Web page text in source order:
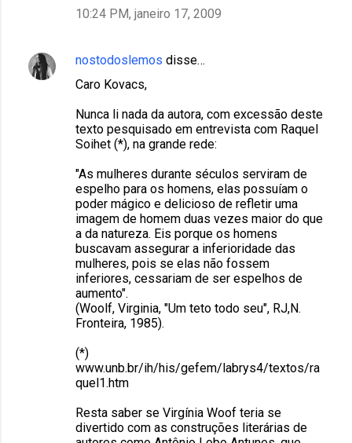
10:24 PM, janeiro 17, 2009
nostodoslemos disse…
Caro Kovacs,
Nunca li nada da autora, com excessão deste
texto pesquisado em entrevista com Raquel
Soihet (*), na grande rede:
"As mulheres durante séculos serviram de
espelho para os homens, elas possuíam o
poder mágico e delicioso de refletir uma
imagem de homem duas vezes maior do que
a da natureza. Eis porque os homens
buscavam assegurar a inferioridade das
mulheres, pois se elas não fossem
inferiores, cessariam de ser espelhos de
aumento".
(Woolf, Virginia, "Um teto todo seu", RJ,N.
Fronteira, 1985).
(*)
www.unb.br/ih/his/gefem/labrys4/textos/ra
quel1.htm
Resta saber se Virgínia Woof teria se
divertido com as construções literárias de